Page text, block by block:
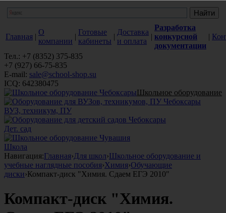
Главная |
О
компании
|
Готовые
кабинеты
|
Доставка
и оплата
|
Разработка
конкурсной
документации
|
Тел.: +7 (8352) 375-835
+7 (927) 66-75-835
E-mail: sale@school-shop.su
ICQ: 642380475
Школьное оборудование
ВУЗ, техникум, ПУ
Дет. сад
Школа
Навигация:Главная›Для школ›Школьное оборудование и
учебные наглядные пособия›Химия›Обучающие
диски›Компакт-диск "Химия. Сдаем ЕГЭ 2010"
Компакт-диск "Химия.